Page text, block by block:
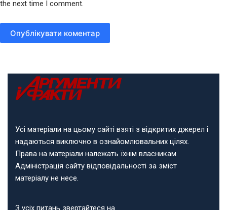
the next time I comment.
Опублікувати коментар
Усі матеріали на цьому сайті взяті з відкритих джерел і
надаються виключно в ознайомлювальних цілях.
Права на матеріали належать їхнім власникам.
Адміністрація сайту відповідальності за зміст
матеріалу не несе.